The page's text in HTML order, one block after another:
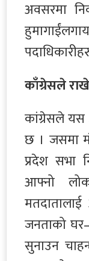
अवसरमा
काँग्रेसले
कांग्रेसले यस
छ । जसमा
प्रदेश सभा
आफ्नो
जनताको
सुनाउन